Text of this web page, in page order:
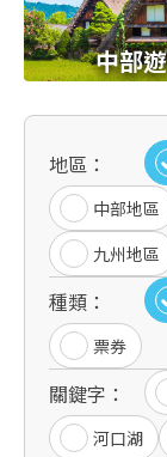
中部
地區：
中部地區
九州地區
種類：
票券
關鍵字：
河口湖